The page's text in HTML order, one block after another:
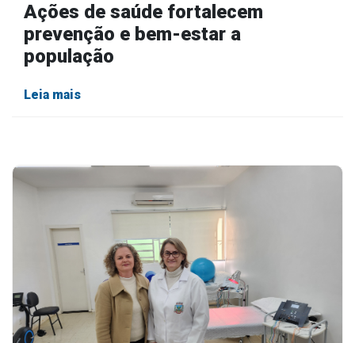
Ações de saúde fortalecem
prevenção e bem-estar a
população
Leia mais